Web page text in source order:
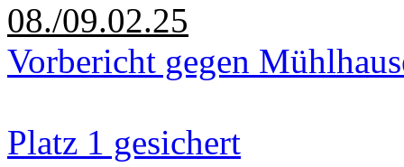
08./09.02.25
Vorbericht gegen
Platz 1 gesichert